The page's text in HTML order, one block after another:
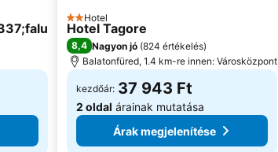
2 Kategória
Hotel
Hotel Tagore
8,4 Nagyon jó (824 értékelés)
Balatonfüred, 1.4 km-re innen: Városközpont
kezdőár: 37 943 Ft
2 oldal árainak mutatása
Árak megjelenítése